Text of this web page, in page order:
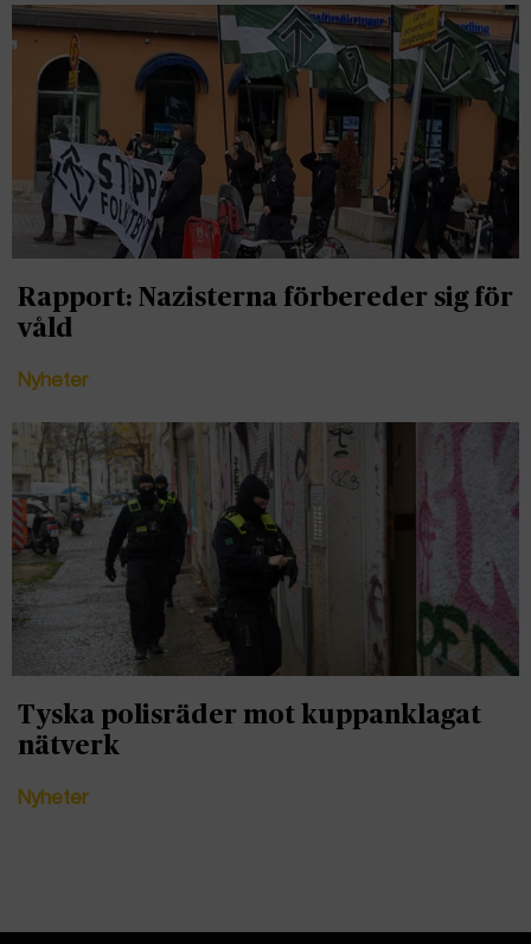
Rapport: Nazisterna förbereder sig för
våld
Nyheter
Tyska polisräder mot kuppanklagat
nätverk
Nyheter